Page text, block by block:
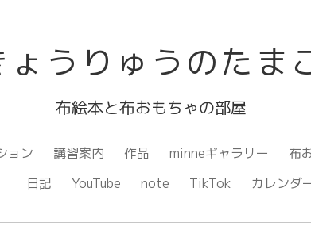
ょうりゅうのたま
布絵本と布おもちゃの部屋
ョン 講習案内 作品 minneギャラリー 布
日記 YouTube note TikTok カレンダ